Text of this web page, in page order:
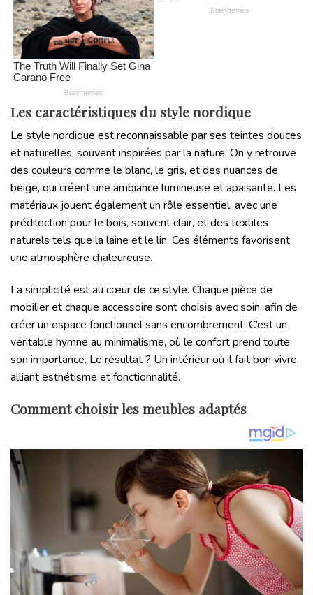
Les caractéristiques du style nordique
Le style nordique est reconnaissable par ses teintes douces
et naturelles, souvent inspirées par la nature. On y retrouve
des couleurs comme le blanc, le gris, et des nuances de
beige, qui créent une ambiance lumineuse et apaisante. Les
matériaux jouent également un rôle essentiel, avec une
prédilection pour le bois, souvent clair, et des textiles
naturels tels que la laine et le lin. Ces éléments favorisent
une atmosphère chaleureuse.
La simplicité est au cœur de ce style. Chaque pièce de
mobilier et chaque accessoire sont choisis avec soin, afin de
créer un espace fonctionnel sans encombrement. C’est un
véritable hymne au minimalisme, où le confort prend toute
son importance. Le résultat ? Un intérieur où il fait bon vivre,
alliant esthétisme et fonctionnalité.
Comment choisir les meubles adaptés